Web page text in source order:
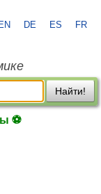
EN DE ES FR
Найти!
⚽